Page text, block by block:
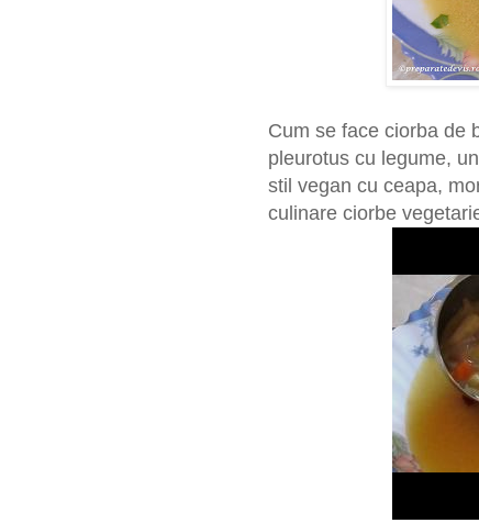
Cum se face ciorba de
pleurotus cu legume,
stil vegan cu ceapa,
culinare ciorbe